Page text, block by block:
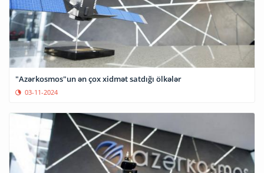
"Azərkosmos"un ən çox xidmət satdığı ölkələr
03-11-2024